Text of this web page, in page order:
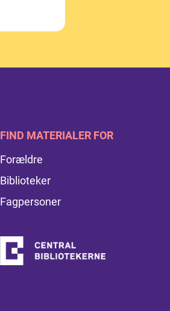
FIND MATERIALER FOR
Forældre
Biblioteker
Fagpersoner